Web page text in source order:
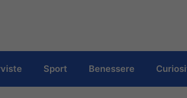
Sport Benessere